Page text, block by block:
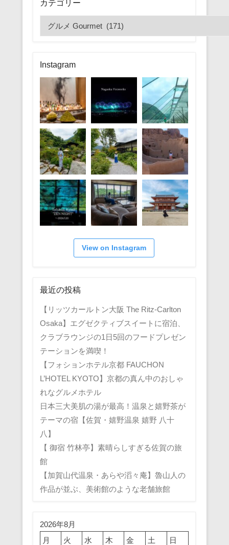
カテゴリー
テ
リ
ー
Instagram
View on Instagram
最近の投稿
【リッツカールトン大阪 The Ritz-Carlton
Osaka】エグゼクティブスイートに宿泊、
クラブラウンジの1日5回のフードプレゼン
テーションを満喫！
【フォションホテル京都 FAUCHON
L’HOTEL KYOTO】京都の真ん中のおしゃ
れなグルメホテル
日本三大美肌の湯が最高！温泉と嬉野茶が
テーマの宿【佐賀・嬉野温泉 嬉野 八十
八】
【 御宿 竹林亭】素晴らしすぎる佐賀の旅
館
【加賀山代温泉・あらや滔々庵】魯山人の
作品が並ぶ、美術館のような老舗旅館
2026年8月
月
火 水 木 金 土
日